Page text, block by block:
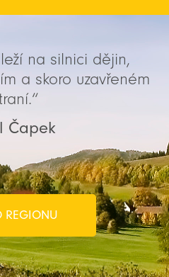
na silnici dějin,
a skoro uzavřeném
Čapek
REGIONU